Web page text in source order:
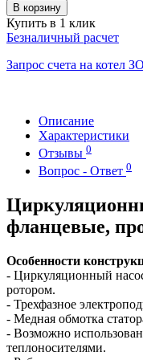
В корзину
Купить в 1 клик
Безналичный расчет
Запрос счета на котел
Описание
Характеристики
Отзывы 0
Вопрос - Ответ 0
фланцевые,
Особенности
- Циркуляционный
ротором.
- Трехфазное
- Медная обмотка
- Возможно
теплоносителями.